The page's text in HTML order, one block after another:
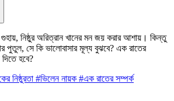
নিষ্ঠুর অরিত্রান খানের মন জয় করার আশায়। কিন্তু
পুতুল, সে কি ভালোবাসার মূল্য বুঝবে? এক রাতের
দিতে হবে?
নিষ্ঠুরতা #ভিলেন নায়ক #এক রাতের সম্পর্ক